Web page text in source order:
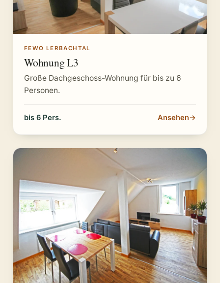
FEWO LERBACHTAL
Wohnung L3
Große Dachgeschoss-Wohnung für bis zu 6
Personen.
bis 6 Pers. Ansehen→